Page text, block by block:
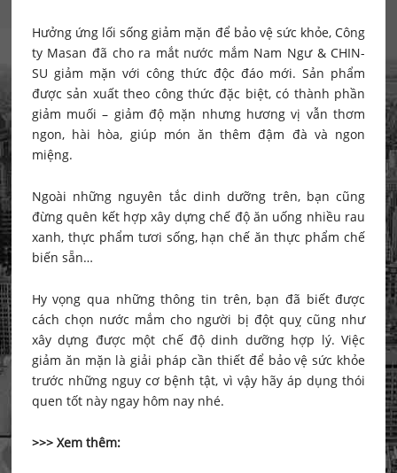
Hưởng ứng lối sống giảm mặn để bảo vệ sức khỏe, Công
ty Masan đã cho ra mắt nước mắm Nam Ngư & CHIN-
SU giảm mặn với công thức độc đáo mới. Sản phẩm
được sản xuất theo công thức đặc biệt, có thành phần
giảm muối – giảm độ mặn nhưng hương vị vẫn thơm
ngon, hài hòa, giúp món ăn thêm đậm đà và ngon
miệng.
Ngoài những nguyên tắc dinh dưỡng trên, bạn cũng
đừng quên kết hợp xây dựng chế độ ăn uống nhiều rau
xanh, thực phẩm tươi sống, hạn chế ăn thực phẩm chế
biến sẵn…
Hy vọng qua những thông tin trên, bạn đã biết được
cách chọn nước mắm cho người bị đột quỵ cũng như
xây dựng được một chế độ dinh dưỡng hợp lý. Việc
giảm ăn mặn là giải pháp cần thiết để bảo vệ sức khỏe
trước những nguy cơ bệnh tật, vì vậy hãy áp dụng thói
quen tốt này ngay hôm nay nhé.
>>> Xem thêm: